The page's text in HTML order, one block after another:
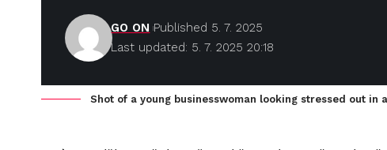
Last updated: 5. 7. 2025 20:18
GO ON Published 5. 7. 2025
Shot of a young businesswoman looking stressed out in